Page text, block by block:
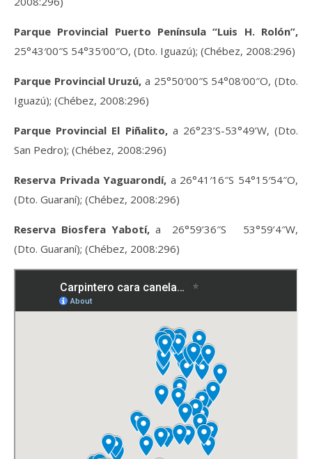
Parque Provincial Puerto Península “Luis H. Rolón”,
25°43′00″S 54°35′00″O, (Dto. Iguazú); (Chébez, 2008:296)
Parque Provincial Uruzú, a 25°50′00″S 54°08′00″O, (Dto.
Iguazú); (Chébez, 2008:296)
Parque Provincial El Piñalito,a 26°23’S-53°49’W, (Dto.
San Pedro); (Chébez, 2008:296)
Reserva Privada Yaguarondí, a 26°41′16″S 54°15′54″O,
(Dto. Guaraní); (Chébez, 2008:296)
Reserva Biosfera Yabotí, a
26°59’36″S 53°59’4″W,
(Dto. Guaraní); (Chébez, 2008:296)